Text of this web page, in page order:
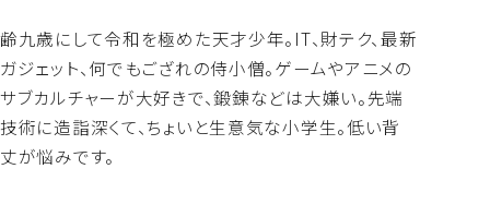
齢九歳にして令和を極めた天才少年。IT、財テク、最新
ガジェット、何でもござれの侍小僧。ゲームやアニメの
サブカルチャーが大好きで、鍛錬などは大嫌い。先端
技術に造詣深くて、ちょいと生意気な小学生。低い背
丈が悩みです。